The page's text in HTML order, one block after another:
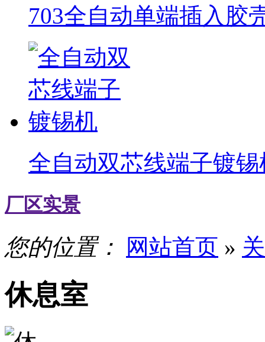
703全自动单端插入胶
全自动双芯线端子镀锡
厂区实景
您的位置： 网站首页 »
休息室